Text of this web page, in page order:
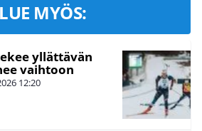
LUE MYÖS:
yllättävän
vaihtoon
12:20